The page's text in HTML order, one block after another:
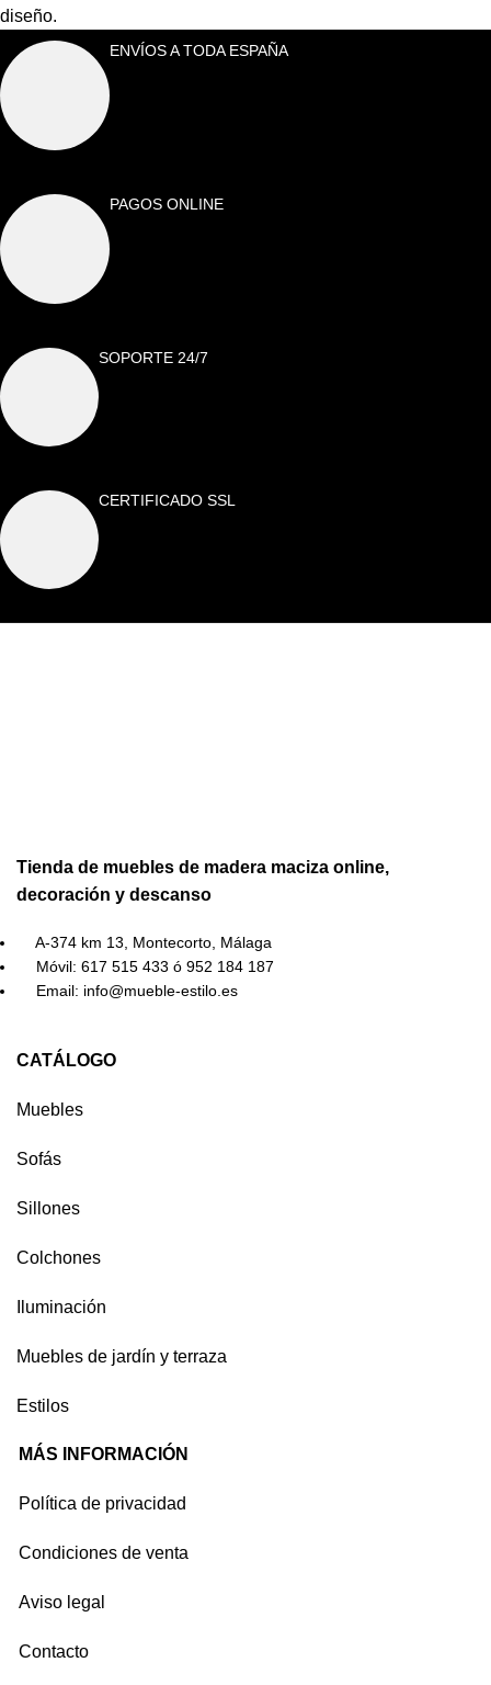
diseño.
ENVÍOS A TODA ESPAÑA
PAGOS ONLINE
SOPORTE 24/7
CERTIFICADO SSL
Tienda de muebles de madera maciza online,
decoración y descanso
A-374 km 13, Montecorto, Málaga
Móvil: 617 515 433 ó 952 184 187
Email: info@mueble-estilo.es
CATÁLOGO
Muebles
Sofás
Sillones
Colchones
Iluminación
Muebles de jardín y terraza
Estilos
MÁS INFORMACIÓN
Política de privacidad
Condiciones de venta
Aviso legal
Contacto